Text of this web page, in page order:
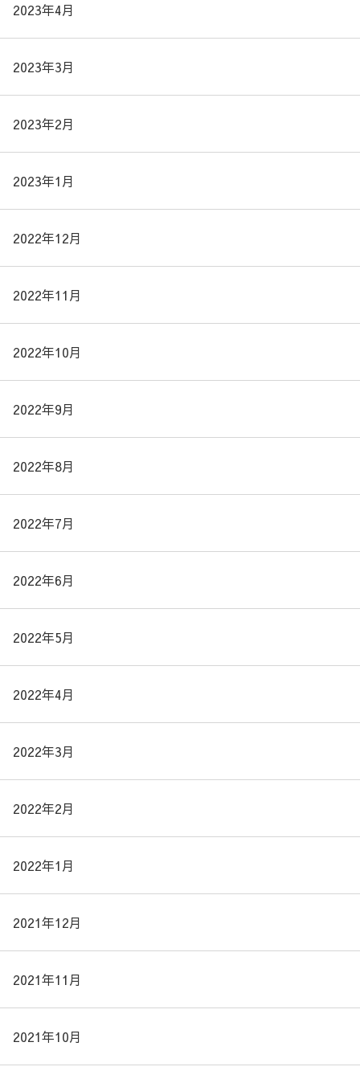
2023年4月
2023年3月
2023年2月
2023年1月
2022年12月
2022年11月
2022年10月
2022年9月
2022年8月
2022年7月
2022年6月
2022年5月
2022年4月
2022年3月
2022年2月
2022年1月
2021年12月
2021年11月
2021年10月